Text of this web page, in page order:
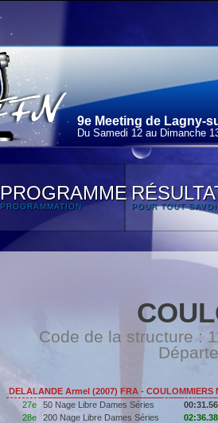
9e Meeting de Lagny-
Du Samedi 12 au Dimanche
PROGRAMME
PROGRAMMATION POUR TOUT
Code de la structure :
DELALANDE Armel (2007) FRA - COULOMMIERS
27e
50 Nage Libre Dames Séries
00:31.56
28e
200 Nage Libre Dames Séries
02:36.38